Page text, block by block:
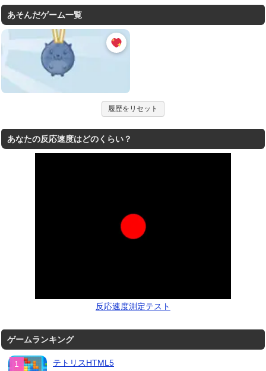
あそんだゲーム一覧
履歴をリセット
あなたの反応速度はどのくらい？
反応速度測定テスト
ゲームランキング
テトリスHTML5